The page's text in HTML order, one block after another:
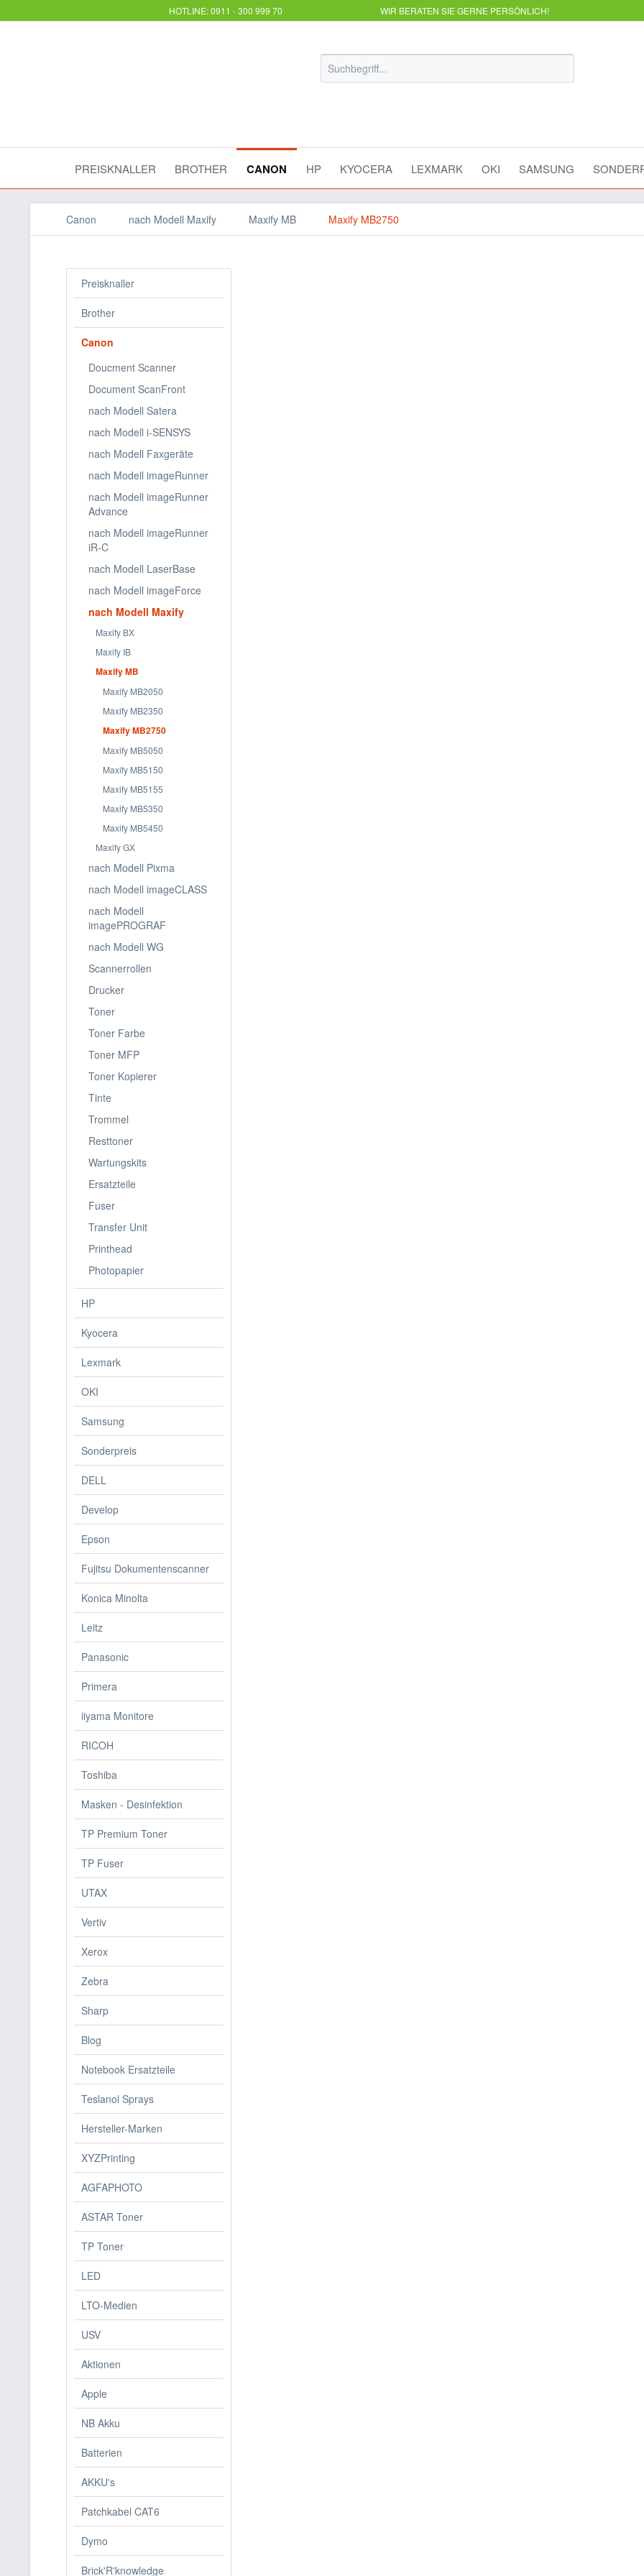
HOTLINE: 0911 - 300 999 70 WIR BERATEN SIE GERNE PERSÖNLICH!
PREISKNALLER BROTHER CANON HP KYOCERA LEXMARK OKI SAMSUNG
Canon nach Modell Maxify Maxify MB Maxify MB2750
Preisknaller
Brother
Canon
Doucment Scanner
Document ScanFront
nach Modell Satera
nach Modell i-SENSYS
nach Modell Faxgeräte
nach Modell imageRunner
nach Modell imageRunner
Advance
nach Modell imageRunner
iR-C
nach Modell LaserBase
nach Modell imageForce
nach Modell Maxify
Maxify BX
Maxify IB
Maxify MB
Maxify MB2050
Maxify MB2350
Maxify MB2750
Maxify MB5050
Maxify MB5150
Maxify MB5155
Maxify MB5350
Maxify MB5450
Maxify GX
nach Modell Pixma
nach Modell imageCLASS
nach Modell
imagePROGRAF
nach Modell WG
Scannerrollen
Drucker
Toner
Toner Farbe
Toner MFP
Toner Kopierer
Tinte
Trommel
Resttoner
Wartungskits
Ersatzteile
Fuser
Transfer Unit
Printhead
Photopapier
HP
Kyocera
Lexmark
OKI
Samsung
Sonderpreis
DELL
Develop
Epson
Fujitsu Dokumentenscanner
Konica Minolta
Leitz
Panasonic
Primera
iiyama Monitore
RICOH
Toshiba
Masken - Desinfektion
TP Premium Toner
TP Fuser
UTAX
Vertiv
Xerox
Zebra
Sharp
Blog
Notebook Ersatzteile
Teslanol Sprays
Hersteller-Marken
XYZPrinting
AGFAPHOTO
ASTAR Toner
TP Toner
LED
LTO-Medien
USV
Aktionen
Apple
NB Akku
Batterien
AKKU's
Patchkabel CAT6
Dymo
Brick'R'knowledge